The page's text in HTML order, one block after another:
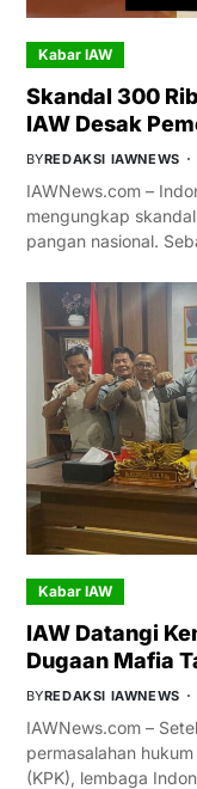
Kabar IAW
Skandal 300
IAW Desak
BYREDAKSI IAWNEWS
IAWNews.com –
mengungkap
pangan nasional.
Kabar IAW
IAW Datangi
Dugaan Mafia
BYREDAKSI IAWNEWS
IAWNews.com –
permasalahan
(KPK), lembaga